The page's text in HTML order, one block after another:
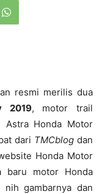
resmi merilis dua
2019, motor trail
Honda Motor
dari TMCblog dan
Honda Motor
baru motor Honda
nih gambarnya dan